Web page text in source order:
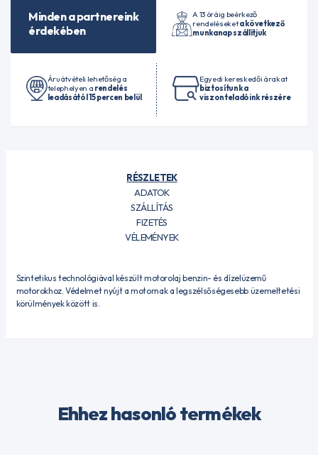
Minden a partnereink
érdekében
A 13 óráig beérkező
rendeléseketa következő
munkanap szállítjuk
Áruátvételi lehetőség a
telephelyen a rendelés
leadásától 15 percen belül
Egyedi kereskedői árakat
biztosítunk a
viszonteladóink részére
RÉSZLETEK
ADATOK
SZÁLLÍTÁS
FIZETÉS
VÉLEMÉNYEK
Szintetikus technológiával készült motorolaj benzin- és dízelüzemű
motorokhoz. Védelmet nyújt a motornak a legszélsőségesebb üzemeltetési
körülmények között is.
Ehhez hasonló termékek